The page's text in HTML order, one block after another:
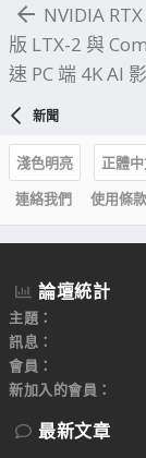
NVIDIA
版 LTX-2 與
速 PC 端 4K AI
新聞
淺色明亮
正體中
連絡我們
使用條
論壇統計
主題
訊息
會員
新加入的會員
最新文章